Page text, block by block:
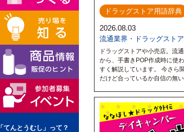
「てんとうむし」って？
ドラッグストア用語辞典
2026.08.03
流通業界・ドラッグスト
ドラッグストアや小売店。流
から、手書きPOP作成時に使
すく解説しています。 今さら
だけど合っているか自信の無